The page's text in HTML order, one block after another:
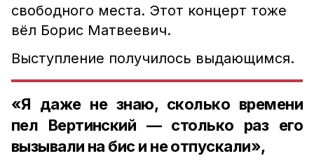
свободного места. Этот концерт тоже
вёл Борис Матвеевич.
Выступление получилось выдающимся.
«Я даже не знаю, сколько времени
пел Вертинский — столько раз его
вызывали на бис и не отпускали»,